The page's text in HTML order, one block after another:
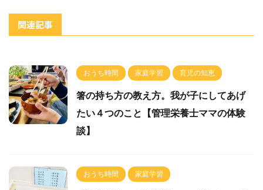
関連記事
おうち時間 家庭学習 育児の知恵
箸の持ち方の教え方。我が子にしてあげ
たい４つのこと【管理栄養士ママの体験
談】
おうち時間 家庭学習